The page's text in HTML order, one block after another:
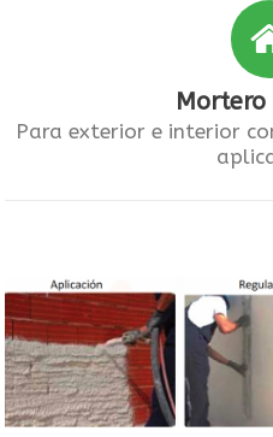
Mortero
Para exterior e interior